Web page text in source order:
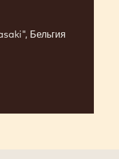
Бельгия